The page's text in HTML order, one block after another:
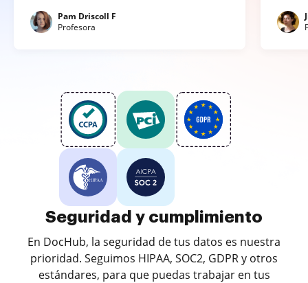
Pam Driscoll F
Profesora
Seguridad y cumplimiento
En DocHub, la seguridad de tus datos es nuestra
prioridad. Seguimos HIPAA, SOC2, GDPR y otros
estándares, para que puedas trabajar en tus